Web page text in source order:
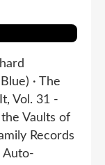
· The
Vol. 31 -
Vaults of
Records
Auto-